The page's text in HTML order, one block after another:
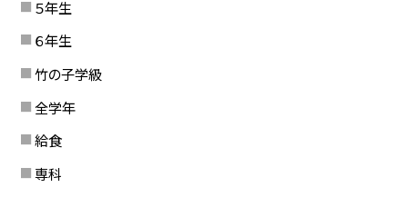
５年生
６年生
竹の子学級
全学年
給食
専科